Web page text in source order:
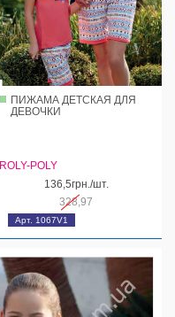
Арт. 1067V1
ПИЖАМА ДЕТСКАЯ ДЛЯ
ДЕВОЧКИ
ROLY-POLY
136,5грн./шт.
328,97